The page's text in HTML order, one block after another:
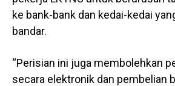
ke bank-bank dan kedai-kedai
bandar.
“Perisian ini juga membolehkan
secara elektronik dan pembelian